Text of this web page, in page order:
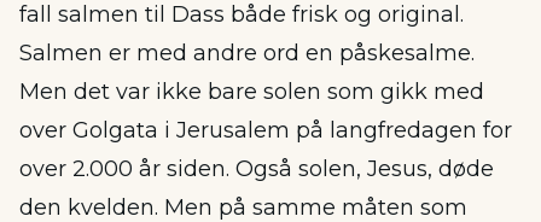
fall salmen til Dass både frisk og original.
Salmen er med andre ord en påskesalme.
Men det var ikke bare solen som gikk med
over Golgata i Jerusalem på langfredagen for
over 2.000 år siden. Også solen, Jesus, døde
den kvelden. Men på samme måten som